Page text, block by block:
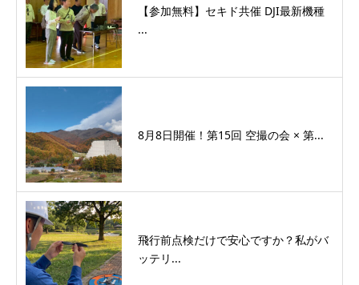
【参加無料】セキド共催 DJI最新機種
...
8月8日開催！第15回 空撮の会 × 第...
飛行前点検だけで安心ですか？私がバ
ッテリ...